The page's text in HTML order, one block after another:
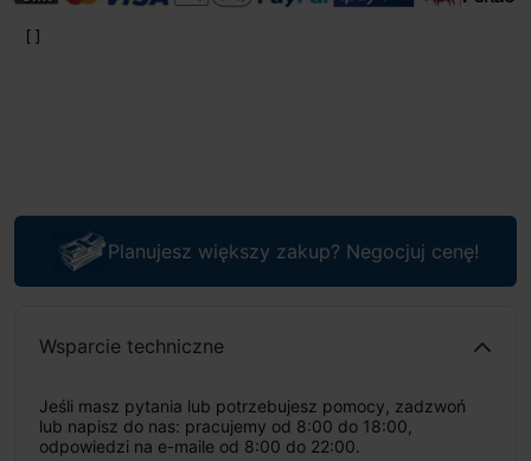
Planujesz większy zakup? Negocjuj cenę!
Wsparcie techniczne
Jeśli masz pytania lub potrzebujesz pomocy, zadzwoń
lub napisz do nas: pracujemy od 8:00 do 18:00,
odpowiedzi na e-maile od 8:00 do 22:00.